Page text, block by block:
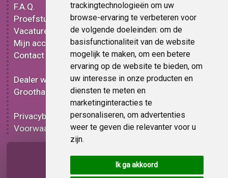
trackingtechnologieën om uw
browse-ervaring te verbeteren voor
de volgende doeleinden: om de
basisfunctionaliteit van de website
mogelijk te maken, om een betere
ervaring op de website te bieden, om
uw interesse in onze producten en
diensten te meten en
marketinginteracties te
personaliseren, om advertenties
weer te geven die relevanter voor u
zijn.
Ik ga akkoord
F.A.Q.
Proefstuk
Vacatures
Mijn account
Contact
Dealer worden
Groothandel
Privacybeleid
Voorwaarden
Mat plakplastic
Glans plakplastic
Metallic plakplastic
3D plakplastic
Effect plakplastic
Bedrukt plakplastic
Carbon plakplastic
Lampen folie
Functionele folie
Plakplastic korting
Op bestelling
Pagina delen